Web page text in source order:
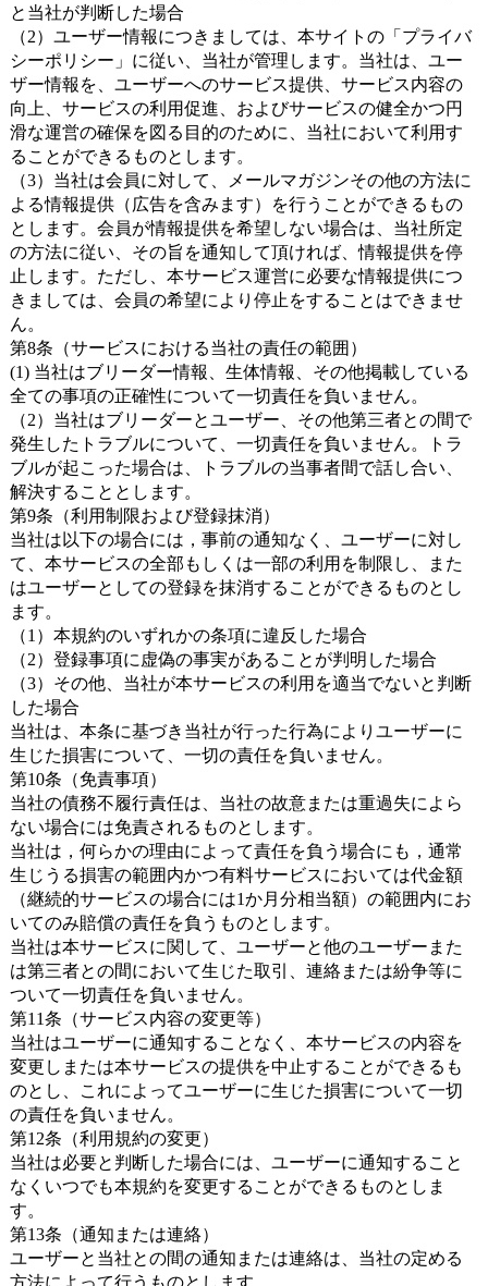
と当社が判断した場合
（2）ユーザー情報につきましては、本サイトの「プライバ
シーポリシー」に従い、当社が管理します。当社は、ユー
ザー情報を、ユーザーへのサービス提供、サービス内容の
向上、サービスの利用促進、およびサービスの健全かつ円
滑な運営の確保を図る目的のために、当社において利用す
ることができるものとします。
（3）当社は会員に対して、メールマガジンその他の方法に
よる情報提供（広告を含みます）を行うことができるもの
とします。会員が情報提供を希望しない場合は、当社所定
の方法に従い、その旨を通知して頂ければ、情報提供を停
止します。ただし、本サービス運営に必要な情報提供につ
きましては、会員の希望により停止をすることはできませ
ん。
第8条（サービスにおける当社の責任の範囲）
(1) 当社はブリーダー情報、生体情報、その他掲載している
全ての事項の正確性について一切責任を負いません。
（2）当社はブリーダーとユーザー、その他第三者との間で
発生したトラブルについて、一切責任を負いません。トラ
ブルが起こった場合は、トラブルの当事者間で話し合い、
解決することとします。
第9条（利用制限および登録抹消）
当社は以下の場合には，事前の通知なく、ユーザーに対し
て、本サービスの全部もしくは一部の利用を制限し、また
はユーザーとしての登録を抹消することができるものとし
ます。
（1）本規約のいずれかの条項に違反した場合
（2）登録事項に虚偽の事実があることが判明した場合
（3）その他、当社が本サービスの利用を適当でないと判断
した場合
当社は、本条に基づき当社が行った行為によりユーザーに
生じた損害について、一切の責任を負いません。
第10条（免責事項）
当社の債務不履行責任は、当社の故意または重過失によら
ない場合には免責されるものとします。
当社は，何らかの理由によって責任を負う場合にも，通常
生じうる損害の範囲内かつ有料サービスにおいては代金額
（継続的サービスの場合には1か月分相当額）の範囲内にお
いてのみ賠償の責任を負うものとします。
当社は本サービスに関して、ユーザーと他のユーザーまた
は第三者との間において生じた取引、連絡または紛争等に
ついて一切責任を負いません。
第11条（サービス内容の変更等）
当社はユーザーに通知することなく、本サービスの内容を
変更しまたは本サービスの提供を中止することができるも
のとし、これによってユーザーに生じた損害について一切
の責任を負いません。
第12条（利用規約の変更）
当社は必要と判断した場合には、ユーザーに通知すること
なくいつでも本規約を変更することができるものとしま
す。
第13条（通知または連絡）
ユーザーと当社との間の通知または連絡は、当社の定める
方法によって行うものとします。